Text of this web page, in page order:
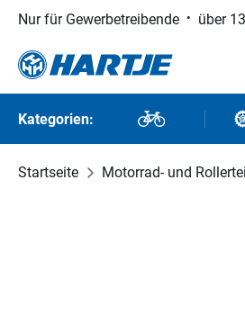
Hauptinhalt springen
Zur Suche springen
Zur Hauptnavigation springen
Nur für Gewerbetreibende über
Kategorien: Fahrräder
Startseite Motorrad- und